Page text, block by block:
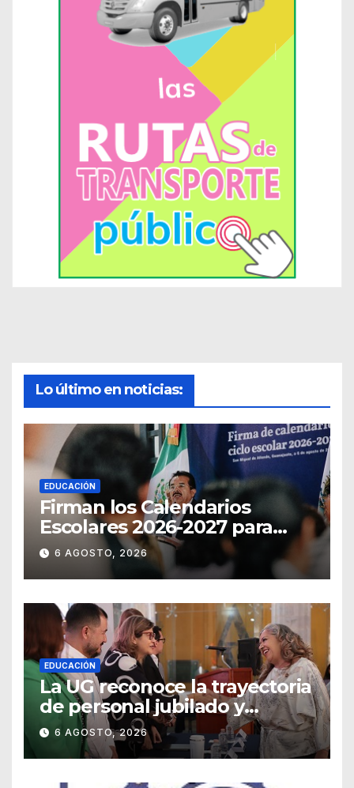
Lo último en noticias:
EDUCACIÓN
Firman los Calendarios
Escolares 2026-2027 para
Guanajuato
6 AGOSTO, 2026
EDUCACIÓN
La UG reconoce la trayectoria
de personal jubilado y
agradece su legado
6 AGOSTO, 2026